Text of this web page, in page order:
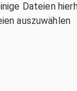
Dateien
auszuwählen